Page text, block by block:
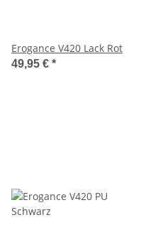
Erogance V420 Lack Rot
49,95 € *